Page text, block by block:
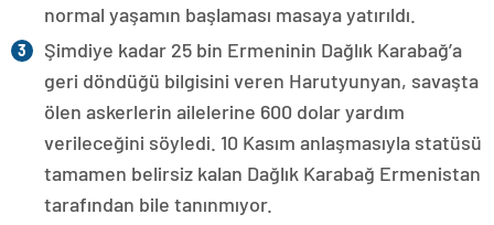
normal yaşamın başlaması masaya yatırıldı.
Şimdiye kadar 25 bin Ermeninin Dağlık Karabağ’a
geri döndüğü bilgisini veren Harutyunyan, savaşta
ölen askerlerin ailelerine 600 dolar yardım
verileceğini söyledi. 10 Kasım anlaşmasıyla statüsü
tamamen belirsiz kalan Dağlık Karabağ Ermenistan
tarafından bile tanınmıyor.